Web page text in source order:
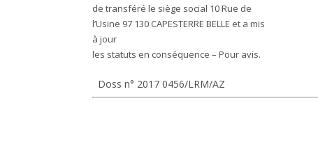
de transféré le siège social 10 Rue de
l’Usine 97 130 CAPESTERRE BELLE et a mis
à jour
les statuts en conséquence – Pour avis.
Doss n° 2017 0456/LRM/AZ